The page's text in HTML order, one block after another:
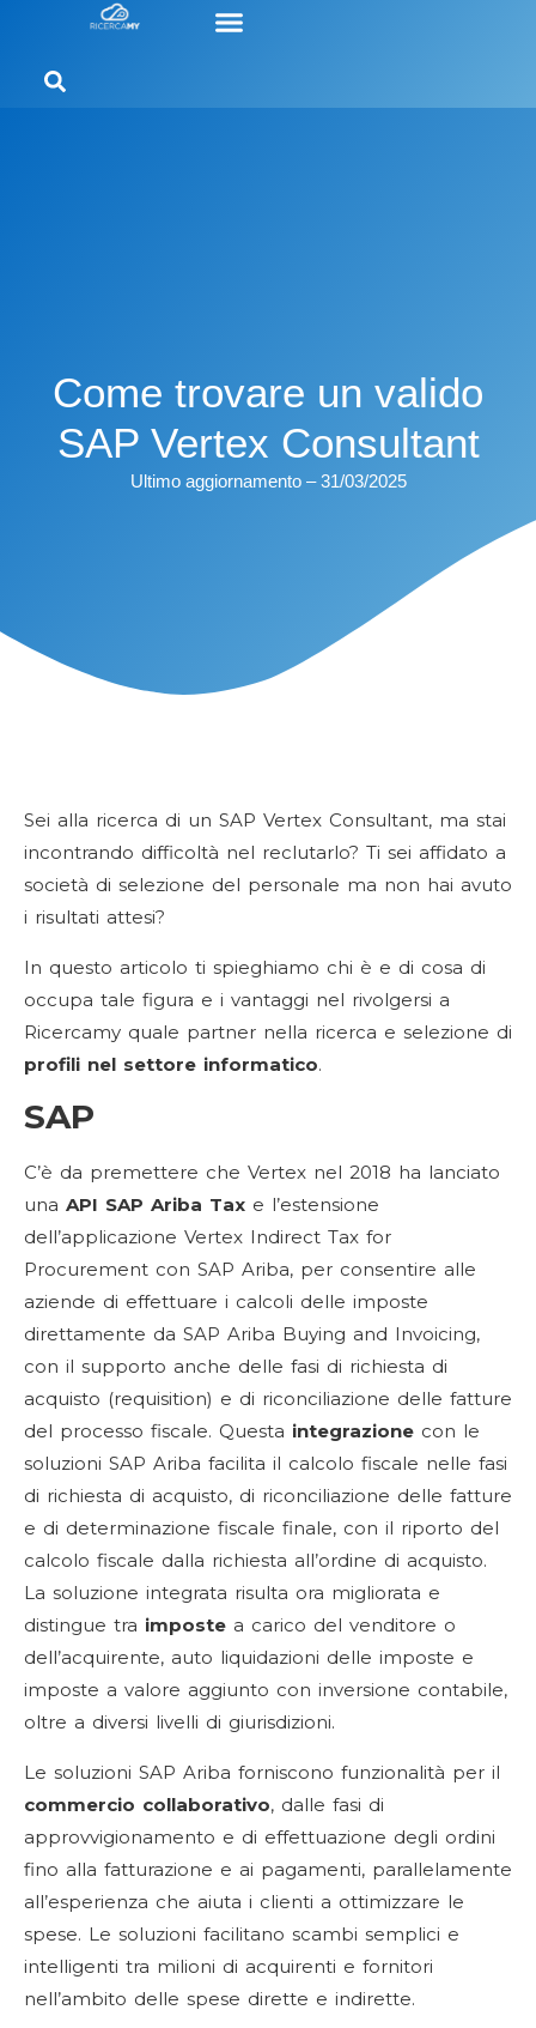
Come trovare un valido
SAP Vertex Consultant
Ultimo aggiornamento – 31/03/2025
Sei alla ricerca di un SAP Vertex Consultant, ma stai
incontrando difficoltà nel reclutarlo? Ti sei affidato a
società di selezione del personale ma non hai avuto
i risultati attesi?
In questo articolo ti spieghiamo chi è e di cosa di
occupa tale figura e i vantaggi nel rivolgersi a
Ricercamy quale partner nella ricerca e selezione di
profili nel settore informatico.
SAP
C’è da premettere che Vertex nel 2018 ha lanciato
una API SAP Ariba Tax e l’estensione
dell’applicazione Vertex Indirect Tax for
Procurement con SAP Ariba, per consentire alle
aziende di effettuare i calcoli delle imposte
direttamente da SAP Ariba Buying and Invoicing,
con il supporto anche delle fasi di richiesta di
acquisto (requisition) e di riconciliazione delle fatture
del processo fiscale. Questa integrazione con le
soluzioni SAP Ariba facilita il calcolo fiscale nelle fasi
di richiesta di acquisto, di riconciliazione delle fatture
e di determinazione fiscale finale, con il riporto del
calcolo fiscale dalla richiesta all’ordine di acquisto.
La soluzione integrata risulta ora migliorata e
distingue tra imposte a carico del venditore o
dell’acquirente, auto liquidazioni delle imposte e
imposte a valore aggiunto con inversione contabile,
oltre a diversi livelli di giurisdizioni.
Le soluzioni SAP Ariba forniscono funzionalità per il
commercio collaborativo, dalle fasi di
approvvigionamento e di effettuazione degli ordini
fino alla fatturazione e ai pagamenti, parallelamente
all’esperienza che aiuta i clienti a ottimizzare le
spese. Le soluzioni facilitano scambi semplici e
intelligenti tra milioni di acquirenti e fornitori
nell’ambito delle spese dirette e indirette.